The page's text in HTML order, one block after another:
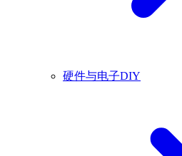
硬件与电子DIY